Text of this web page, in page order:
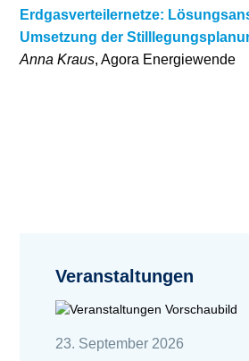
Erdgasverteilernetze:
Umsetzung der
Anna Kraus, Agora Energiewende
Veranstaltungen
23. September 2026